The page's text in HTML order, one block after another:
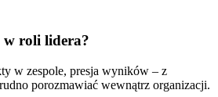
w roli lidera?
w zespole, presja wyników – z
porozmawiać wewnątrz organizacji.